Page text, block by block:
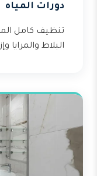
دورات المياه
تنظيف كامل
البلاط والمرايا